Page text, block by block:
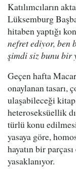
Katılımcıların
Lüksemburg
hitaben yaptığı
nefret ediyor, ben
şimdi siz bunu bir
Geçen hafta
onaylanan tasarı,
ulaşabileceği
heteroseksüellik
türlü konu
yasaya göre,
hayatın bir
yasaklanıyor.